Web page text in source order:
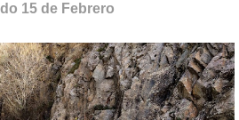
15 de Febrero